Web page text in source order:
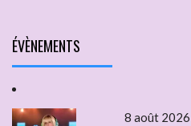
ÉVÈNEMENTS
8 août 2026